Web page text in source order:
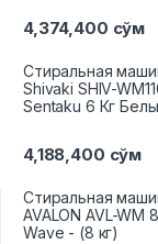
4,374,400 сўм
Стиральная
Shivaki SHIV-
Sentaku 6 Кг
4,188,400 сўм
Стиральная
AVALON AVL-WM
Wave - (8 кг)